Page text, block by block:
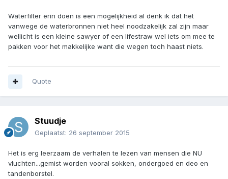
Waterfilter erin doen is een mogelijkheid al denk ik dat het
vanwege de waterbronnen niet heel noodzakelijk zal zijn maar
wellicht is een kleine sawyer of een lifestraw wel iets om mee te
pakken voor het makkelijke want die wegen toch haast niets.
Quote
Stuudje
Geplaatst: 26 september 2015
Het is erg leerzaam de verhalen te lezen van mensen die NU
vluchten...gemist worden vooral sokken, ondergoed en deo en
tandenborstel.